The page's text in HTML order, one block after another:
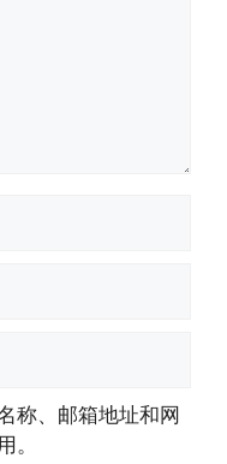
称、邮箱地址和网
。